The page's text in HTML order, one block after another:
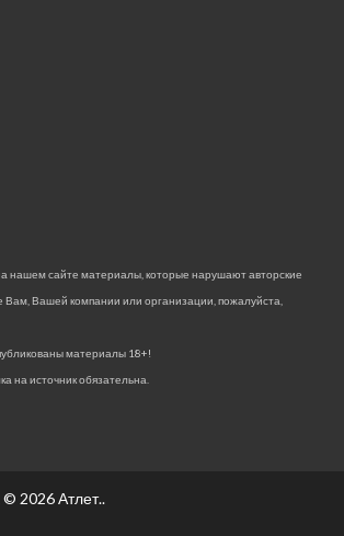
нашем сайте материалы, которые нарушают авторские
Вашей компании или организации, пожалуйста,
материалы 18+!
на источник обязательна.
© 2026Атлет..